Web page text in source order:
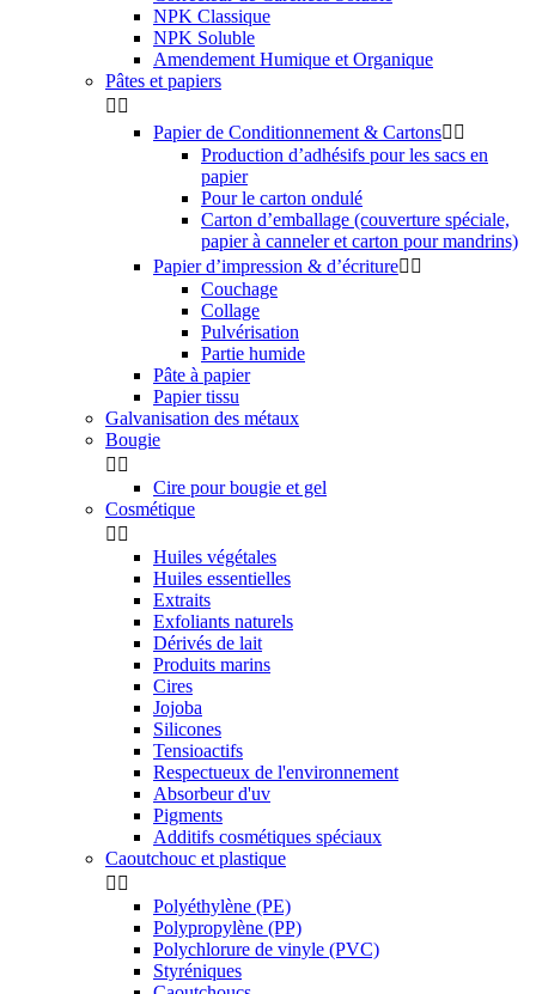
NPK Classique
NPK Soluble
Amendement Humique et Organique
Pâtes et papiers
 
Papier de Conditionnement & Cartons 
Production d’adhésifs pour les sacs en
papier
Pour le carton ondulé
Carton d’emballage (couverture spéciale,
papier à canneler et carton pour mandrins)
Papier d’impression & d’écriture 
Couchage
Collage
Pulvérisation
Partie humide
Pâte à papier
Papier tissu
Galvanisation des métaux
Bougie
 
Cire pour bougie et gel
Cosmétique
 
Huiles végétales
Huiles essentielles
Extraits
Exfoliants naturels
Dérivés de lait
Produits marins
Cires
Jojoba
Silicones
Tensioactifs
Respectueux de l'environnement
Absorbeur d'uv
Pigments
Additifs cosmétiques spéciaux
Caoutchouc et plastique
 
Polyéthylène (PE)
Polypropylène (PP)
Polychlorure de vinyle (PVC)
Styréniques